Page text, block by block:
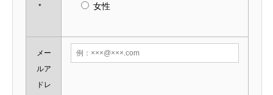
*
女性
メー
ルア
ドレ